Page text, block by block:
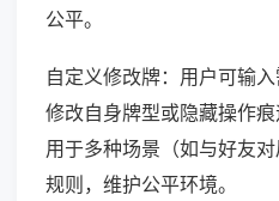
公平。
自定义修改牌：用户可输入
修改自身牌型或隐藏操作
用于多种场景（如与好友
规则，维护公平环境。